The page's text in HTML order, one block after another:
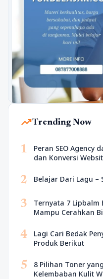
trending_upTrending Now
1
Peran SEO Agency
dan Konversi
2 Belajar Dari Lagu –
3
Ternyata 7
Mampu Cerahkan
4
Lagi Cari Bedak
Produk Berikut
5
8 Pilihan Toner
Kelembaban Kulit